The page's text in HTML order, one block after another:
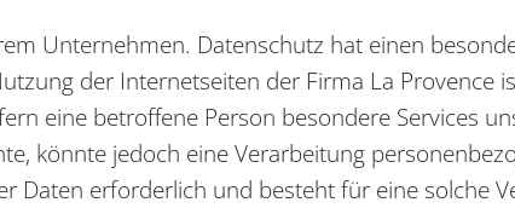
Unternehmen. Datenschutz hat einen
der Internetseiten der Firma La Provence
eine betroffene Person besondere Services
könnte jedoch eine Verarbeitung
Daten erforderlich und besteht für eine solche